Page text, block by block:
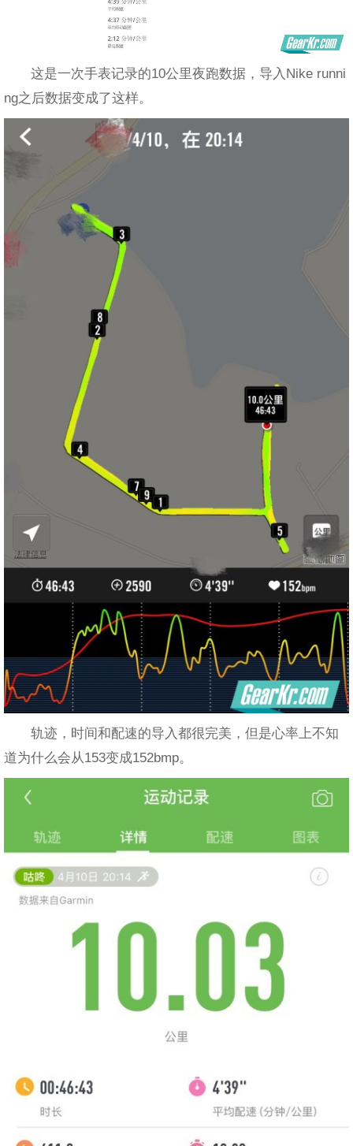
这是一次手表记录的10公里夜跑数据，导入Nike runni
ng之后数据变成了这样。
轨迹，时间和配速的导入都很完美，但是心率上不知
道为什么会从153变成152bmp。